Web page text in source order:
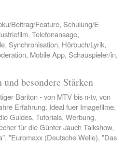
Beitrag/Feature, Schulung/E-
Telefonansage,
Synchronisation, Hörbuch/Lyrik,
Mobile App, Schauspieler/in,
besondere Stärken
Bariton - von MTV bis n-tv, von
Erfahrung. Ideal fuer Imagefilme,
Guides, Tutorials, Werbung,
für die Günter Jauch Talkshow,
"Euromaxx (Deutsche Welle), "Das